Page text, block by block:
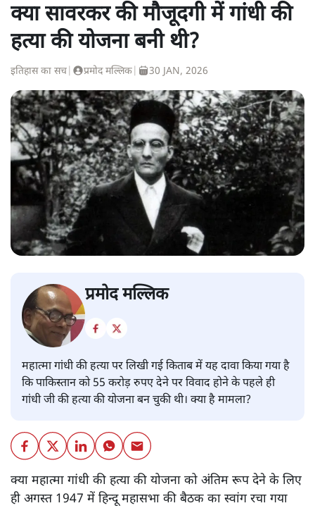
क्या सावरकर की मौजूदगी में गांधी की
हत्या की योजना बनी थी?
इतिहास का सच प्रमोद मल्लिक 30 JAN, 2026
प्रमोद मल्लिक
महात्मा गांधी की हत्या पर लिखी गई किताब में यह दावा किया गया है
कि पाकिस्तान को 55 करोड़ रुपए देने पर विवाद होने के पहले ही
गांधी जी की हत्या की योजना बन चुकी थी। क्या है मामला?
क्या महात्मा गांधी की हत्या की योजना को अंतिम रूप देने के लिए
ही अगस्त 1947 में हिन्दू महासभा की बैठक का स्वांग रचा गया